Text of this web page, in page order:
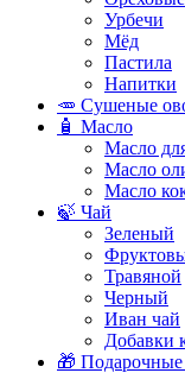
Урбечи
Мёд
Пастила
Напитки
🥕 Сушеные
🧴 Масло
Масло
Масло
Масло
🍃 Чай
Зеленый
Травяной
Черный
Иван чай
Добавки
🎁